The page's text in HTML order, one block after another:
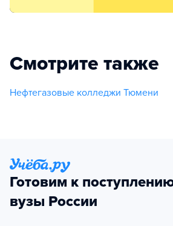
Смотрите также
Нефтегазовые колледжи Тюмени
Готовим к
вузы России